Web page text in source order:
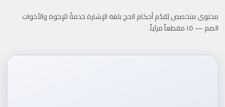
محتوى متخصص يُقدّم أحكام الحج بلغة الإشارة خدمةً للإخوة والأخوات
الصم — ١٥ مقطعاً مرئياً.